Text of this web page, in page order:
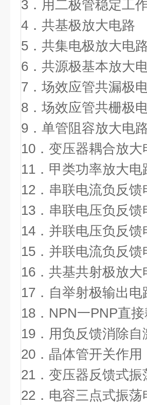
3．用二
4．共基
5．共集电
6．共源极基
7．场效应
8．场效应
9．单管阻
10．变压器
11．甲类
12．串联电流负反馈
13．串联电压负反
14．并联电压负反馈
15．并联电
16．共基共
17．自举
18．NPN一
19．用负反
20．晶体
21．变压器
22．电容三